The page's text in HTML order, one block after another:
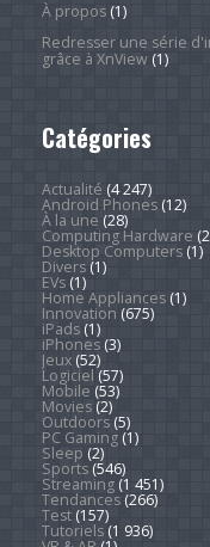
À propos(1)
Redresser une série
grâce à XnView(1)
Catégories
Actualité (4 247)
Android Phones(12)
À la une (28)
Computing Hardware
Desktop Computers(1)
Divers(1)
EVs(1)
Home Appliances(1)
Innovation (675)
iPads(1)
iPhones(3)
Jeux(52)
Logiciel (57)
Mobile (53)
Movies(2)
Outdoors(5)
PC Gaming(1)
Sleep (2)
Sports(546)
Streaming(1 451)
Tendances(266)
Test(157)
Tutoriels(1 936)